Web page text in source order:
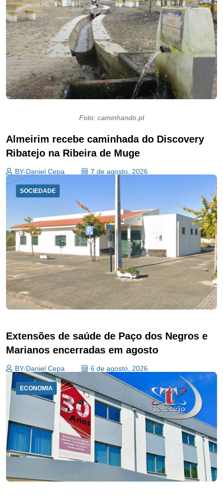
Foto: caminhando.pt
Almeirim recebe caminhada do Discovery
Ribatejo na Ribeira de Muge
BY-Daniel Cepa 7 de agosto, 2026
SOCIEDADE
Extensões de saúde de Paço dos Negros e
Marianos encerradas em agosto
BY-Daniel Cepa 6 de agosto, 2026
ECONOMIA